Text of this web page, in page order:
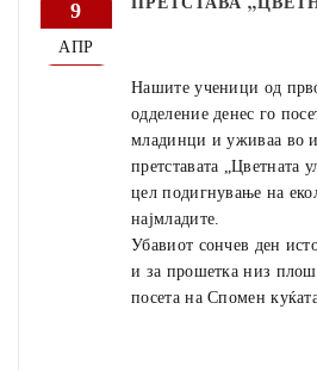
9
АПР
Нашите ученици од
одделение денес го
младинци и уживаа во
претставата „Цветната
цел подигнување на
најмладите.
Убавиот сончев ден
и за прошетка низ
посета на Спомен